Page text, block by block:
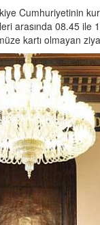
Cumhuriyetinin
arasında 08.45
kartı olmayan